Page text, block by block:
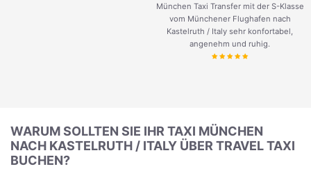
München Taxi Transfer mit der S-Klasse
vom Münchener Flughafen nach
Kastelruth / Italy sehr konfortabel,
angenehm und ruhig.
WARUM SOLLTEN SIE IHR TAXI MÜNCHEN
NACH KASTELRUTH / ITALY ÜBER TRAVEL TAXI
BUCHEN?